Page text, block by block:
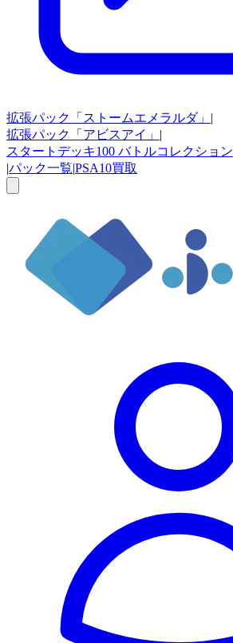
拡張パック 「ストームエメラルダ」 |
拡張パック
「アビスアイ」 |
スタートデッキ100 バトルコレクション
|パック一覧|PSA10買取